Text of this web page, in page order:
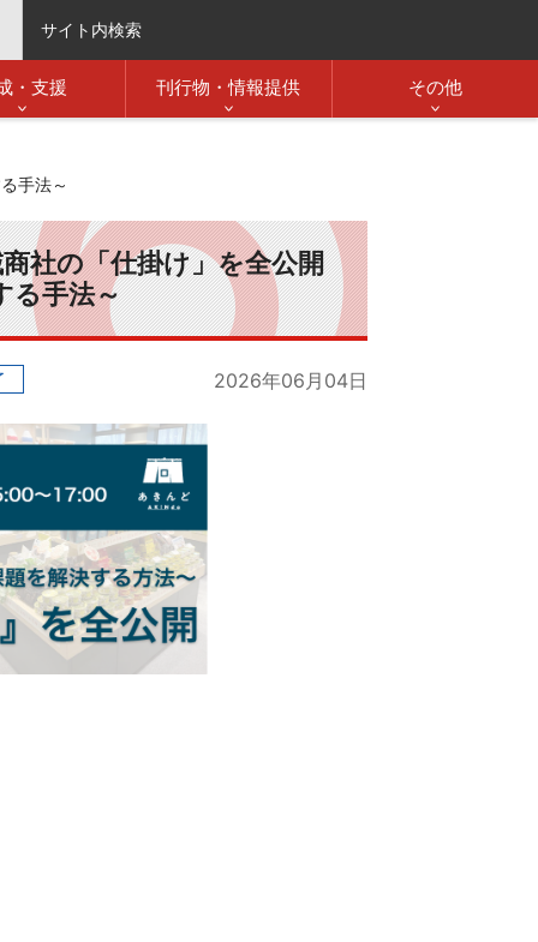
サイト内検索
・支援 刊行物・情報提供 その他
手法～
社の「仕掛け」を全公開
る手法～
2026年06月04日